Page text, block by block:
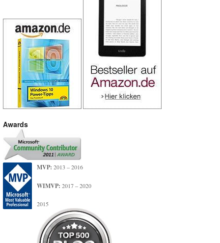
Awards
MVP: 2013 – 2016
WIMVP: 2017 – 2020
2015